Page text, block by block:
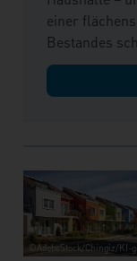
einer
Bestandes
©AdobeStock/Chingiz/KI-